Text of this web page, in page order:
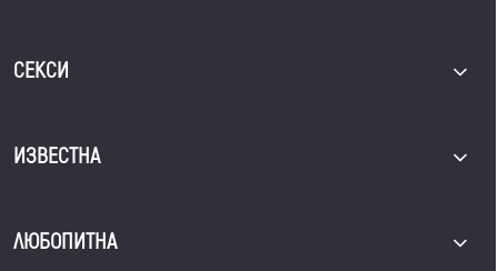
СЕКСИ
ИЗВЕСТНА
ЛЮБОПИТНА